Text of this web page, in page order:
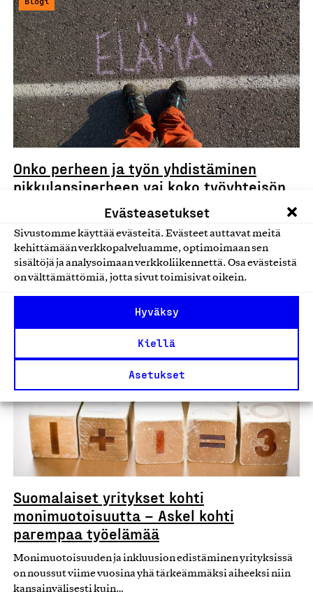
Evästeasetukset
Sivustomme käyttää evästeitä. Evästeet auttavat meitä
kehittämään verkkopalveluamme, optimoimaan sen
sisältöjä ja analysoimaan verkkoliikennettä. Osa evästeistä
on välttämättömiä, jotta sivut toimisivat oikein.
Hyväksy
Kiellä
Asetukset
Onko perheen ja työn yhdistäminen
pikkulapsiperheen vai koko työyhteisön
Heti alkuun täytyy ravistella ajatusta siitä, että mikä on
perheystävällinen työpaikka. Työn ja perheen
yhteensovittaminen…
Blogi
Suomalaiset yritykset kohti
monimuotoisuutta – Askel kohti
parempaa työelämää
Monimuotoisuuden ja inkluusion edistäminen yrityksissä
on noussut viime vuosina yhä tärkeämmäksi aiheeksi niin
kansainvälisesti kuin…